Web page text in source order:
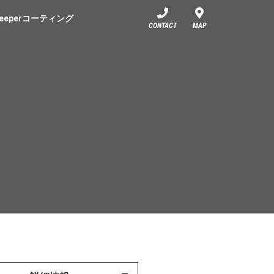
コーティング
CONTACT MAP